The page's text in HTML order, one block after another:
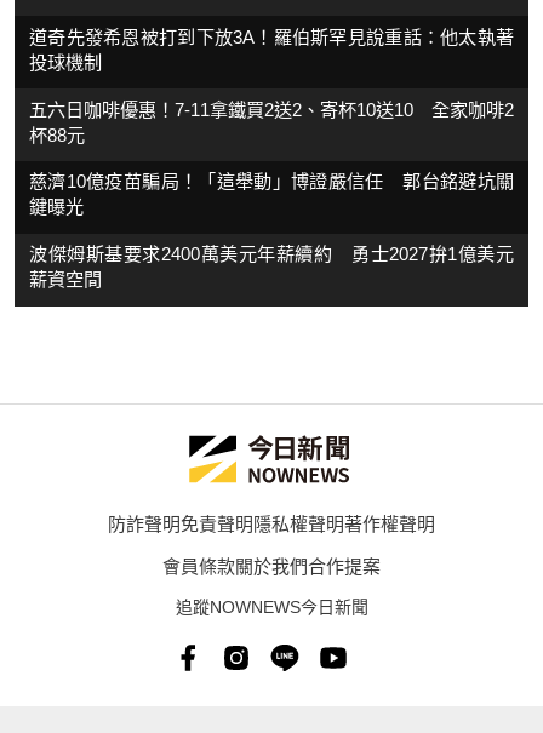
道奇先發希恩被打到下放3A！羅伯斯罕見說重話：他太執著
投球機制
五六日咖啡優惠！7-11拿鐵買2送2、寄杯10送10 全家咖啡2
杯88元
慈濟10億疫苗騙局！「這舉動」博證嚴信任 郭台銘避坑關
鍵曝光
波傑姆斯基要求2400萬美元年薪續約 勇士2027拚1億美元
薪資空間
防詐聲明免責聲明隱私權聲明著作權聲明
會員條款關於我們合作提案
追蹤NOWNEWS今日新聞